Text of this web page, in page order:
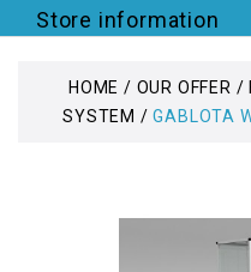
Store information
HOME OUR OFFER
SYSTEM
GABLOTA